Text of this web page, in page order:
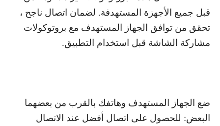
قبل جميع الأجهزة المستهدفة. لضمان اتصال ناجح ،
تحقق من توافق الجهاز المستهدف مع بروتوكولات
مشاركة الشاشة قبل استخدام التطبيق.
ضع الجهاز المستهدف وهاتفك بالقرب من بعضهما
البعض: للحصول على اتصال أفضل عند الاتصال